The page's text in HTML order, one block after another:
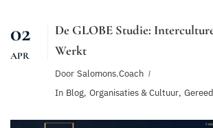
02
APR
De GLOBE Studie:
Werkt
Door Salomons.coach
In Blog, Organisaties & Cultuur,